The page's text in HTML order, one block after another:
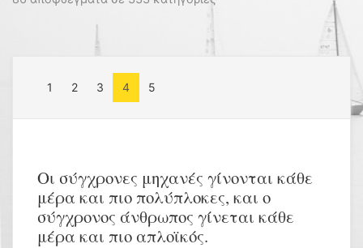
1 2 3 4 5
Οι σύγχρονες μηχανές γίνονται κάθε
μέρα και πιο πολύπλοκες, και ο
σύγχρονος άνθρωπος γίνεται κάθε
μέρα και πιο απλοϊκός.